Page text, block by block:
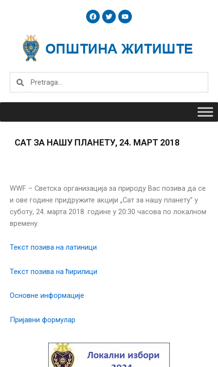
F
a
c
o
o
T
w
i
e
r
Y
o
u
b
e
Search
САТ ЗА НАШУ ПЛАНЕТУ, 24. МАРТ 2018
WWF – Светска организација за природу Вас позива да се
и ове године придружите акцији „Сат за нашу планету” у
суботу, 24. марта 2018. године у 20:30 часова по локалном
времену.
Текст позива на латиници
Текст позива на ћирилици
Основне информације
Пријавни формулар